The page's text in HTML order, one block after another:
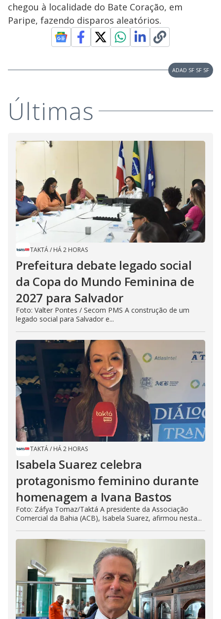
chegou à localidade do Bate Coração, em
Paripe, fazendo disparos aleatórios.
ADAD SF SF SF
Últimas
TAKTÁ/ HÁ 2 HORAS
Prefeitura debate legado social
da Copa do Mundo Feminina de
2027 para Salvador
Foto: Valter Pontes / Secom PMS A construção de um
legado social para Salvador e...
TAKTÁ/ HÁ 2 HORAS
Isabela Suarez celebra
protagonismo feminino durante
homenagem a Ivana Bastos
Foto: Záfya Tomaz/Taktá A presidente da Associação
Comercial da Bahia (ACB), Isabela Suarez, afirmou nesta...